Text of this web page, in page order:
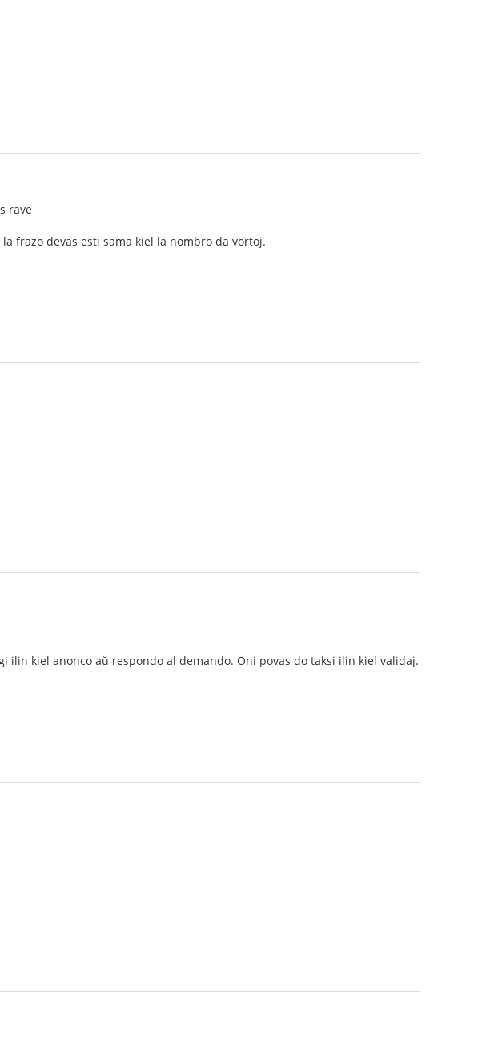
rave
frazo devas esti sama kiel la nombro da vortoj.
ilin kiel anonco aŭ respondo al demando. Oni povas do taksi ilin kiel validaj.